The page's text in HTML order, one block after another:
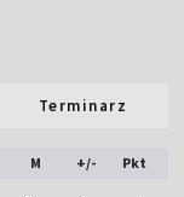
Terminarz
M +/- Pkt